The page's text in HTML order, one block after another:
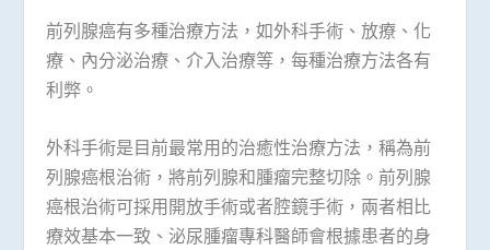
前列腺癌有多種治療方法，如外科手術、放療、化
療、內分泌治療、介入治療等，每種治療方法各有
利弊。
外科手術是目前最常用的治癒性治療方法，稱為前
列腺癌根治術，將前列腺和腫瘤完整切除。前列腺
癌根治術可採用開放手術或者腔鏡手術，兩者相比
療效基本一致、泌尿腫瘤專科醫師會根據患者的身